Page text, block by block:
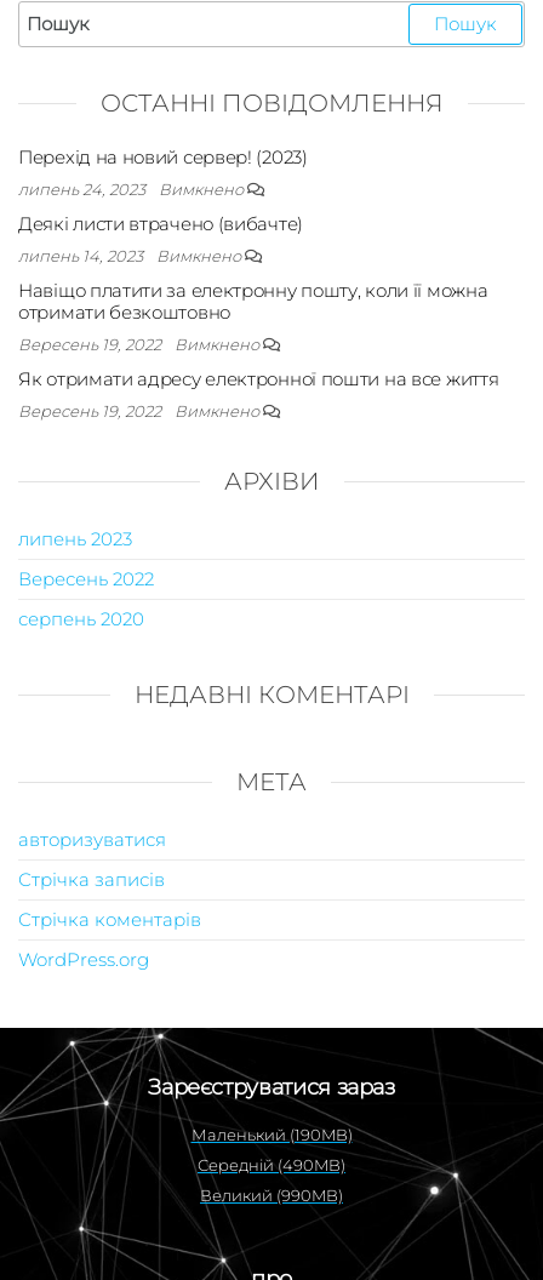
ОСТАННІ ПОВІДОМЛЕННЯ
Перехід на новий сервер! (2023)
липень 24, 2023 Вимкнено
Деякі листи втрачено (вибачте)
липень 14, 2023 Вимкнено
Навіщо платити за електронну пошту, коли її можна
отримати безкоштовно
Вересень 19, 2022 Вимкнено
Як отримати адресу електронної пошти на все життя
Вересень 19, 2022 Вимкнено
АРХІВИ
липень 2023
Вересень 2022
серпень 2020
НЕДАВНІ КОМЕНТАРІ
МЕТА
авторизуватися
Стрічка записів
Стрічка коментарів
WordPress.org
Зареєструватися зараз
Маленький (190MB)
Середній (490MB)
Великий (990MB)